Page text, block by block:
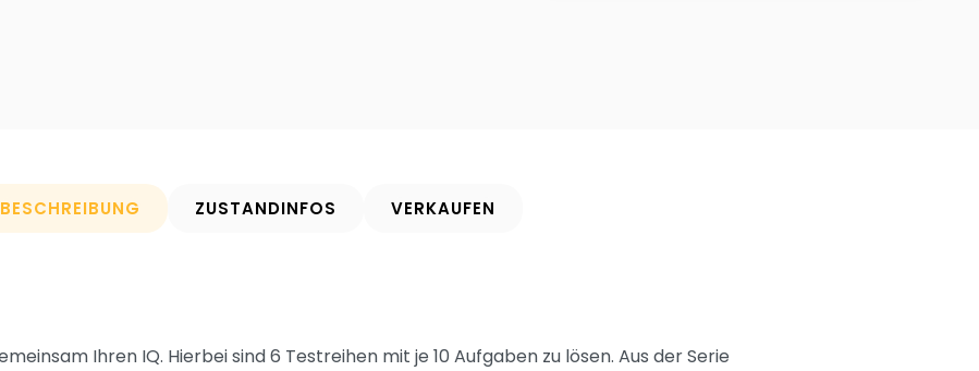
BESCHREIBUNG ZUSTANDINFOS VERKAUFEN
Ihren IQ. Hierbei sind 6 Testreihen mit je 10 Aufgaben zu lösen. Aus der Serie